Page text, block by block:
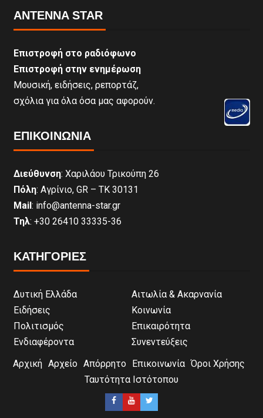
ANTENNA STAR
Επιστροφή στο ραδιόφωνο
Επιστροφή στην ενημέρωση
Μουσική, ειδήσεις, ρεπορτάζ,
σχόλια για όλα όσα μας αφορούν.
ΕΠΙΚΟΙΝΩΝΊΑ
Διεύθυνση: Χαριλάου Τρικούπη 26
Πόλη: Αγρίνιο, GR – ΤΚ 30131
Mail: info@antenna-star.gr
Τηλ: +30 26410 33335-36
ΚΑΤΗΓΟΡΙΕΣ
Δυτική Ελλάδα
Αιτωλία & Ακαρνανία
Ειδήσεις
Κοινωνία
Πολιτισμός
Επικαιρότητα
Ενδιαφέροντα
Συνεντεύξεις
Αρχική Αρχείο Απόρρητο Επικοινωνία Όροι Χρήσης
Ταυτότητα Ιστότοπου